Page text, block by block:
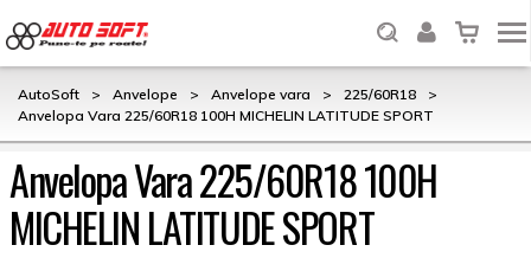
AutoSoft > Anvelope > Anvelope vara > 225/60R18
>
Anvelopa Vara 225/60R18 100H MICHELIN LATITUDE SPORT
Anvelopa Vara 225/60R18 100H
MICHELIN LATITUDE SPORT